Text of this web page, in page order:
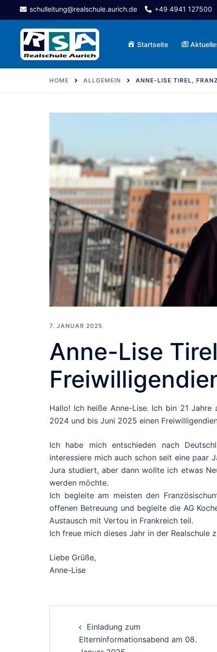
to
content
schulleitung@realschule.aurich.de +49 4941 127500
Startseite
HOME ALLGEMEIN ANNE-LISE TIREL,
7. JANUAR 2025
Anne-Lise
Hallo! Ich heiße Anne-Lise. Ich bin 21
2024 und bis Juni 2025 einen
Ich habe mich entschieden nach
interessiere mich auch schon seit eine paar
Jura studiert, aber dann wollte ich etwas
werden möchte.
Ich begleite am meisten den
offenen Betreuung und begleite die AG
Austausch mit Vertou in Frankreich teil.
Ich freue mich dieses Jahr in der Realschule
Liebe Grüße,
Anne-Lise
navigation
Einladung zum
Elterninformationsabend am 08.